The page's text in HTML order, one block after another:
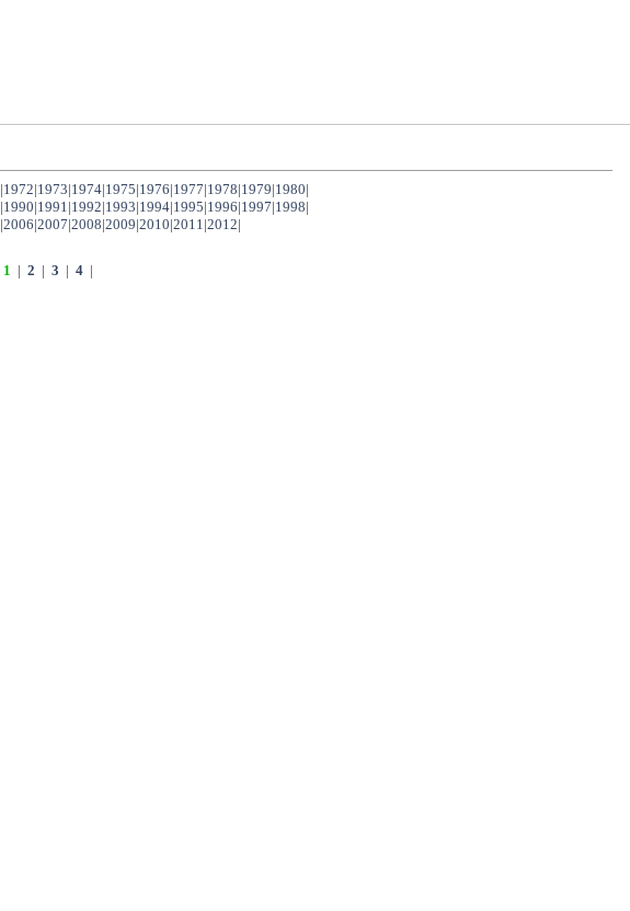
|1972|1973|1974|1975|1976|1977|1978|1979|1980|
|1990|1991|1992|1993|1994|1995|1996|1997|1998|
|2006|2007|2008|2009|2010|2011|2012|
1 | 2 | 3 | 4 |